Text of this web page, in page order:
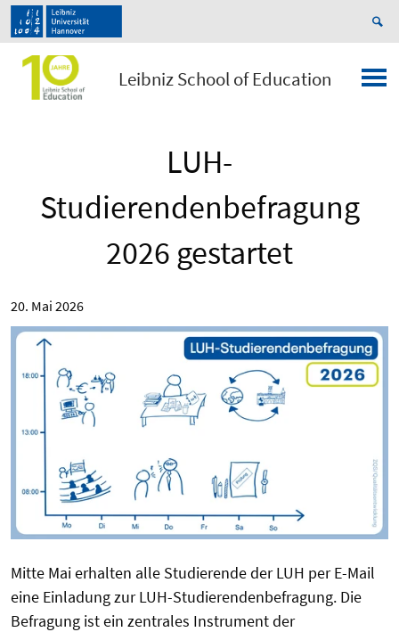
Leibniz School of Education
LUH-
Studierendenbefragung
2026 gestartet
20. Mai 2026
Mitte Mai erhalten alle Studierende der LUH per E-Mail
eine Einladung zur LUH-Studierendenbefragung. Die
Befragung ist ein zentrales Instrument der